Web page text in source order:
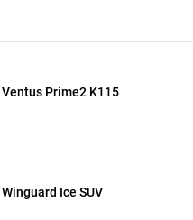
Ventus Prime2 K115
Winguard Ice SUV